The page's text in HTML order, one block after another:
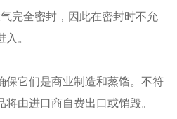
完全密封，因此在密封时不允
。
保它们是商业制造和蒸馏。不符
由进口商自费出口或销毁。